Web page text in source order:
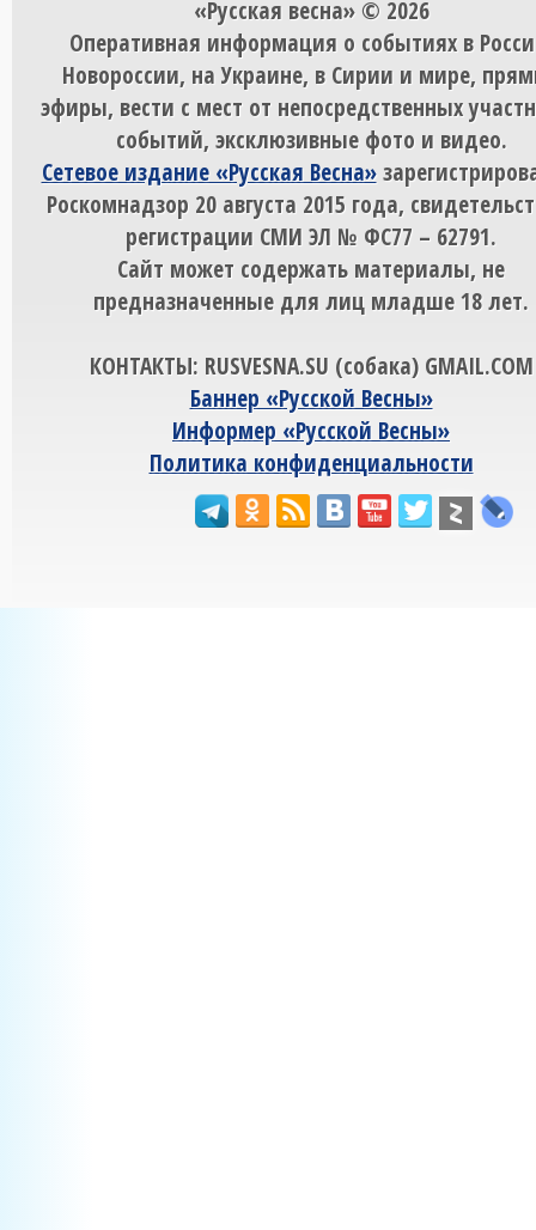
«Русская весна» © 2026
Оперативная информация о событиях в
Новороссии, на Украине, в Сирии и мире,
эфиры, вести с мест от непосредственных
событий, эксклюзивные фото и видео.
Сетевое издание «Русская Весна»
Роскомнадзор 20 августа 2015 года,
регистрации СМИ ЭЛ № ФС77 – 62791.
Сайт может содержать материалы, не
предназначенные для лиц младше 18 лет.
КОНТАКТЫ: RUSVESNA.SU (собака) GMAIL.COM
Баннер «Русской Весны»
Информер «Русской Весны»
Политика конфиденциальности